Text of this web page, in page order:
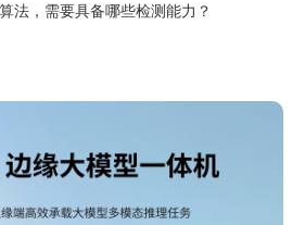
法，需要具备哪些检测能力？